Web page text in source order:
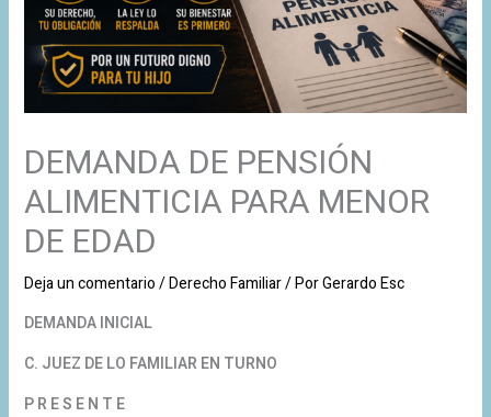
DEMANDA DE PENSIÓN
ALIMENTICIA PARA MENOR
DE EDAD
Deja un comentario/Derecho Familiar/ PorGerardo Esc
DEMANDA INICIAL
C. JUEZ DE LO FAMILIAR EN TURNO
P R E S E N T E